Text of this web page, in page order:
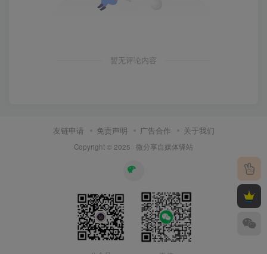
暂无评论内容
友链申请 免责声明 广告合作 关于我们
Copyright © 2025 · 微分享自媒体驿站